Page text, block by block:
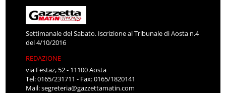
Settimanale del Sabato. Iscrizione al Tribunale di Aosta n.4
del 4/10/2016
REDAZIONE
via Festaz, 52 - 11100 Aosta
Tel: 0165/231711 - Fax: 0165/1820141
Mail:segreteria@gazzettamatin.com